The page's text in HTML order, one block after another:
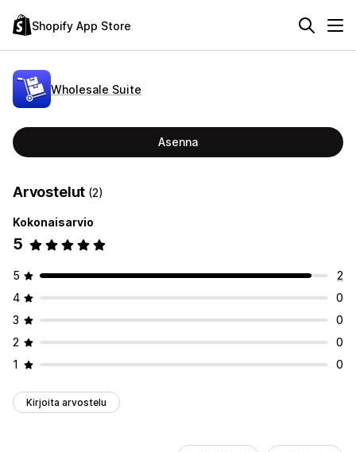
Shopify App Store
Wholesale Suite
Asenna
Arvostelut (2)
Kokonaisarvio
5
5
2
4
0
3
0
2
0
1
0
Kirjoita arvostelu